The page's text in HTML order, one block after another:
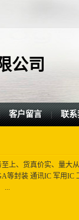
公司
客户留言 | 联系
上、货真价实、量大
等封装 通讯IC 军用
...